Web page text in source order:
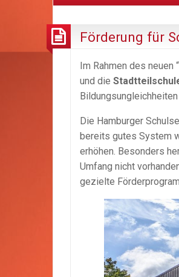
Förderung für
Im Rahmen des neuen
und die
Die Hamburger
bereits gutes System
erhöhen. Besonders
Umfang nicht
gezielte